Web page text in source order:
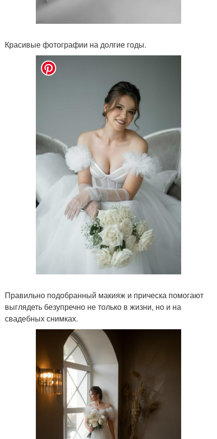
Красивые фотографии на долгие годы.
Правильно подобранный макияж и прическа помогают
выглядеть безупречно не только в жизни, но и на
свадебных снимках.